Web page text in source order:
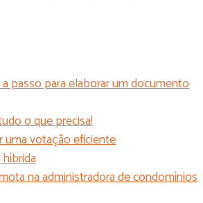
passo para elaborar um documento
o que precisa!
uma votação eficiente
na administradora de condomínios